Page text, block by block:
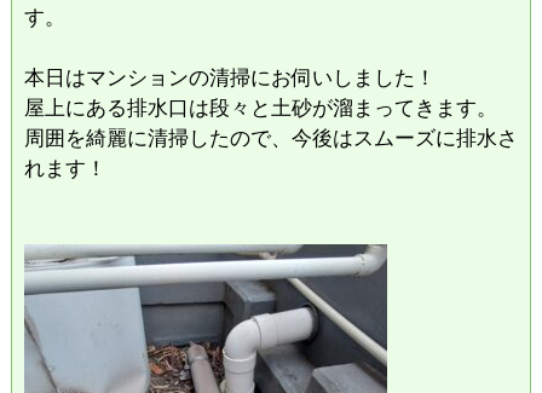
す。
本日はマンションの清掃にお伺いしました！
屋上にある排水口は段々と土砂が溜まってきます。
周囲を綺麗に清掃したので、今後はスムーズに排水さ
れます！